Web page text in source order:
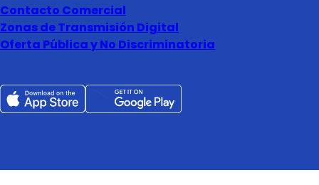
Contacto Comercial
Zonas de Transmisión Digital
Oferta Pública y No Discriminatoria